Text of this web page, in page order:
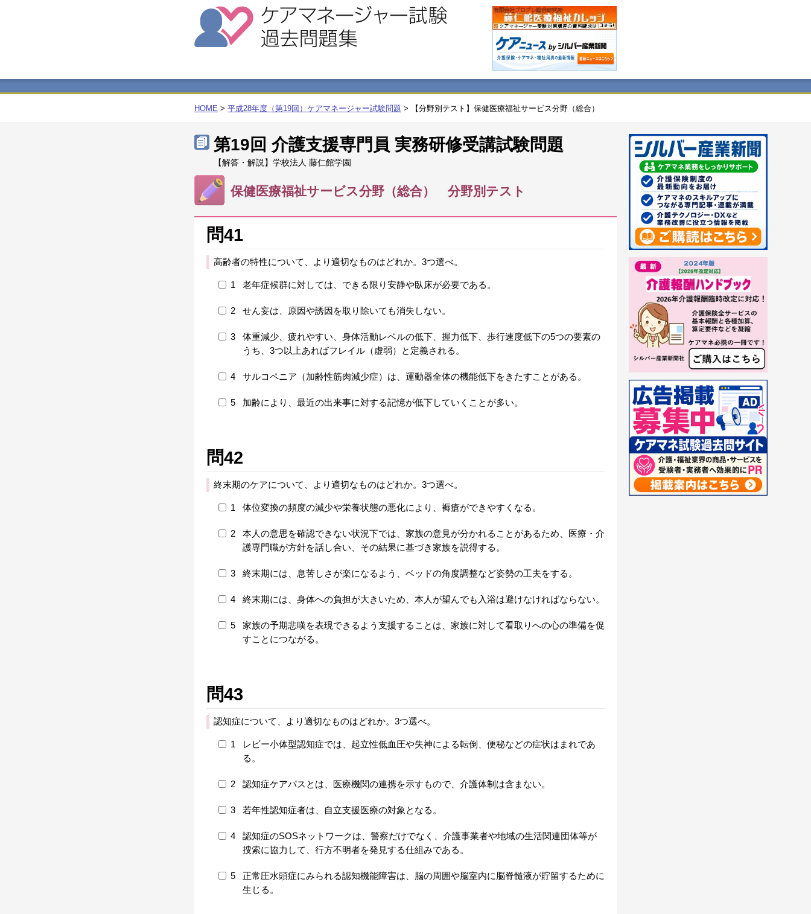
HOME > 平成28年度（第19回）ケアマネージャー試験問題 > 【分野別テスト】保健医療福祉サービス分野（総合）
第19回 介護支援専門員 実務研修受講試験問題
【解答・解説】学校法人 藤仁館学園
保健医療福祉サービス分野（総合） 分野別テスト
問41
高齢者の特性について、より適切なものはどれか。3つ選べ。
1 老年症候群に対しては、できる限り安静や臥床が必要である。
2 せん妄は、原因や誘因を取り除いても消失しない。
3
体重減少、疲れやすい、身体活動レベルの低下、握力低下、歩行速度低下の5つの要素の
うち、3つ以上あればフレイル（虚弱）と定義される。
4 サルコペニア（加齢性筋肉減少症）は、運動器全体の機能低下をきたすことがある。
5 加齢により、最近の出来事に対する記憶が低下していくことが多い。
問42
終末期のケアについて、より適切なものはどれか。3つ選べ。
1 体位変換の頻度の減少や栄養状態の悪化により、褥瘡ができやすくなる。
2
本人の意思を確認できない状況下では、家族の意見が分かれることがあるため、医療・介
護専門職が方針を話し合い、その結果に基づき家族を説得する。
3 終末期には、息苦しさが楽になるよう、ベッドの角度調整など姿勢の工夫をする。
4 終末期には、身体への負担が大きいため、本人が望んでも入浴は避けなければならない。
5
家族の予期悲嘆を表現できるよう支援することは、家族に対して看取りへの心の準備を促
すことにつながる。
問43
認知症について、より適切なものはどれか。3つ選べ。
1
レビー小体型認知症では、起立性低血圧や失神による転倒、便秘などの症状はまれであ
る。
2 認知症ケアパスとは、医療機関の連携を示すもので、介護体制は含まない。
3 若年性認知症者は、自立支援医療の対象となる。
4
認知症のSOSネットワークは、警察だけでなく、介護事業者や地域の生活関連団体等が
捜索に協力して、行方不明者を発見する仕組みである。
5
正常圧水頭症にみられる認知機能障害は、脳の周囲や脳室内に脳脊髄液が貯留するために
生じる。